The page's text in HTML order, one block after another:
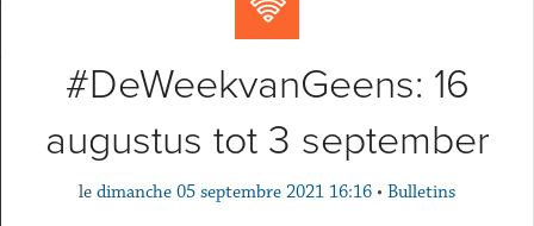
#DeWeekvanGeens: 16
augustus tot 3 september
le dimanche 05 septembre 2021 16:16 • Bulletins